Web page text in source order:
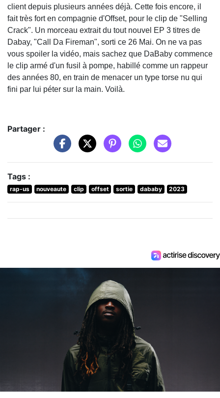
client depuis plusieurs années déjà. Cette fois encore, il
fait très fort en compagnie d'Offset, pour le clip de "Selling
Crack". Un morceau extrait du tout nouvel EP 3 titres de
Dabay, "Call Da Fireman", sorti ce 26 Mai. On ne va pas
vous spoiler la vidéo, mais sachez que DaBaby commence
le clip armé d'un fusil à pompe, habillé comme un rappeur
des années 80, en train de menacer un type torse nu qui
fini par lui péter sur la main. Voilà.
Partager :
Tags :
rap-us nouveaute clip offset sortie dababy 2023